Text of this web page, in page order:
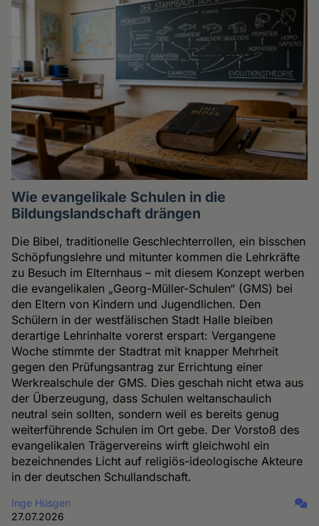
Wie evangelikale Schulen in die
Bildungslandschaft drängen
Die Bibel, traditionelle Geschlechterrollen, ein bisschen
Schöpfungslehre und mitunter kommen die Lehrkräfte
zu Besuch im Elternhaus – mit diesem Konzept werben
die evangelikalen „Georg-Müller-Schulen“ (GMS) bei
den Eltern von Kindern und Jugendlichen. Den
Schülern in der westfälischen Stadt Halle bleiben
derartige Lehrinhalte vorerst erspart: Vergangene
Woche stimmte der Stadtrat mit knapper Mehrheit
gegen den Prüfungsantrag zur Errichtung einer
Werkrealschule der GMS. Dies geschah nicht etwa aus
der Überzeugung, dass Schulen weltanschaulich
neutral sein sollten, sondern weil es bereits genug
weiterführende Schulen im Ort gebe. Der Vorstoß des
evangelikalen Trägervereins wirft gleichwohl ein
bezeichnendes Licht auf religiös-ideologische Akteure
in der deutschen Schullandschaft.
Inge Hüsgen
27.07.2026